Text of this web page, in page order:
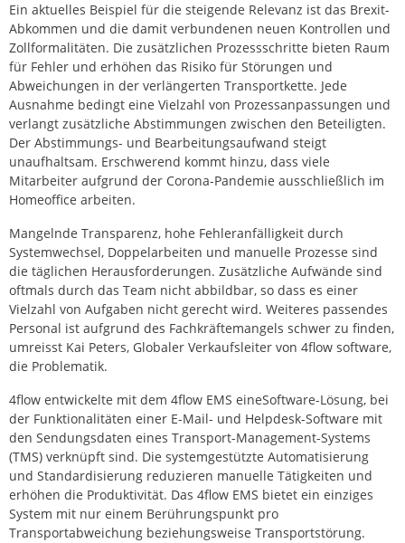
Ein aktuelles Beispiel für die steigende Relevanz ist das Brexit-
Abkommen und die damit verbundenen neuen Kontrollen und
Zollformalitäten. Die zusätzlichen Prozessschritte bieten Raum
für Fehler und erhöhen das Risiko für Störungen und
Abweichungen in der verlängerten Transportkette. Jede
Ausnahme bedingt eine Vielzahl von Prozessanpassungen und
verlangt zusätzliche Abstimmungen zwischen den Beteiligten.
Der Abstimmungs- und Bearbeitungsaufwand steigt
unaufhaltsam. Erschwerend kommt hinzu, dass viele
Mitarbeiter aufgrund der Corona-Pandemie ausschließlich im
Homeoffice arbeiten.
Mangelnde Transparenz, hohe Fehleranfälligkeit durch
Systemwechsel, Doppelarbeiten und manuelle Prozesse sind
die täglichen Herausforderungen. Zusätzliche Aufwände sind
oftmals durch das Team nicht abbildbar, so dass es einer
Vielzahl von Aufgaben nicht gerecht wird. Weiteres passendes
Personal ist aufgrund des Fachkräftemangels schwer zu finden,
umreisst Kai Peters, Globaler Verkaufsleiter von 4flow software,
die Problematik.
4flow entwickelte mit dem 4flow EMS eineSoftware-Lösung, bei
der Funktionalitäten einer E-Mail- und Helpdesk-Software mit
den Sendungsdaten eines Transport-Management-Systems
(TMS) verknüpft sind. Die systemgestützte Automatisierung
und Standardisierung reduzieren manuelle Tätigkeiten und
erhöhen die Produktivität. Das 4flow EMS bietet ein einziges
System mit nur einem Berührungspunkt pro
Transportabweichung beziehungsweise Transportstörung.